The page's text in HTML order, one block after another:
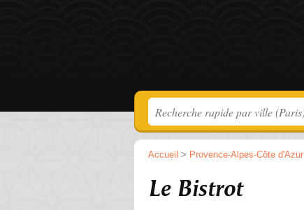
Accueil > Provence-Alpes-Côte d'Azur
Le Bistrot